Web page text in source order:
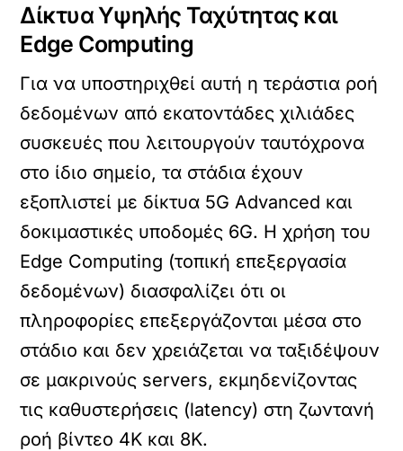
Δίκτυα Υψηλής Ταχύτητας και
Edge Computing
Για να υποστηριχθεί αυτή η τεράστια ροή
δεδομένων από εκατοντάδες χιλιάδες
συσκευές που λειτουργούν ταυτόχρονα
στο ίδιο σημείο, τα στάδια έχουν
εξοπλιστεί με δίκτυα 5G Advanced και
δοκιμαστικές υποδομές 6G. Η χρήση του
Edge Computing (τοπική επεξεργασία
δεδομένων) διασφαλίζει ότι οι
πληροφορίες επεξεργάζονται μέσα στο
στάδιο και δεν χρειάζεται να ταξιδέψουν
σε μακρινούς servers, εκμηδενίζοντας
τις καθυστερήσεις (latency) στη ζωντανή
ροή βίντεο 4K και 8K.